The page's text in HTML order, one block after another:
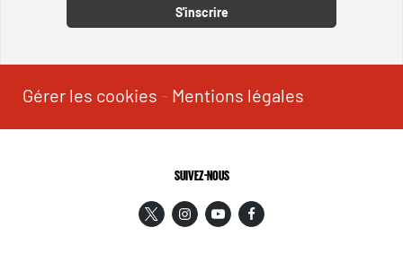
S'inscrire
Gérer les cookies - Mentions légales
SUIVEZ-NOUS